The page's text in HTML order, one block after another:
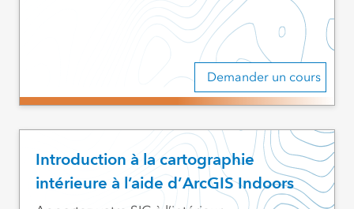
Demander un cours
Introduction à la cartographie
intérieure à l’aide d’ArcGIS Indoors